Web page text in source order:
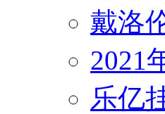
戴洛
2021
乐亿